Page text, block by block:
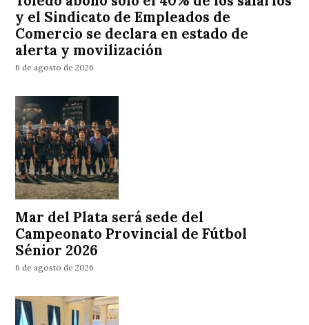
y el Sindicato de Empleados de
Comercio se declara en estado de
alerta y movilización
6 de agosto de 2026
Mar del Plata será sede del
Campeonato Provincial de Fútbol
Sénior 2026
6 de agosto de 2026